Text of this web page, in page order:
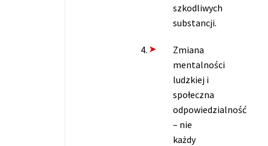
szkodliwych
substancji.
Zmiana
mentalności
ludzkiej i
społeczna
odpowiedzialność
– nie
każdy